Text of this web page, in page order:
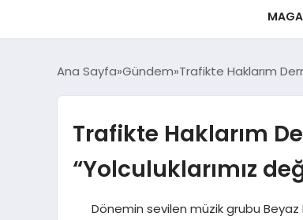
Ana Sayfa Gündem Trafikte Haklarım
Trafikte Haklarım
“Yolculuklarımız
Dönemin sevilen müzik grubu Beyaz